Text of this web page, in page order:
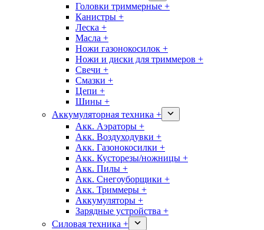
Головки триммерные +
Канистры +
Леска +
Масла +
Ножи газонокосилок +
Ножи и диски для триммеров +
Свечи +
Смазки +
Цепи +
Шины +
Аккумуляторная техника +
Акк. Аэраторы +
Акк. Воздуходувки +
Акк. Газонокосилки +
Акк. Кусторезы/ножницы +
Акк. Пилы +
Акк. Снегоуборщики +
Акк. Триммеры +
Аккумуляторы +
Зарядные устройства +
Силовая техника +